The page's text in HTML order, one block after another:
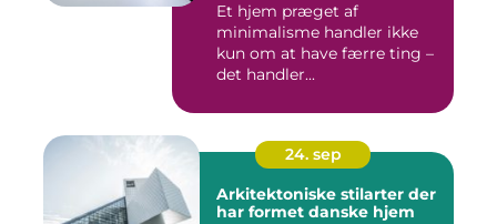
Et hjem præget af
minimalisme handler ikke
kun om at have færre ting –
det handler...
24. sep
Arkitektoniske stilarter der
har formet danske hjem